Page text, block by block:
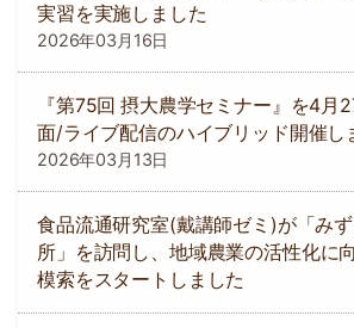
実習を実施しました
2026年03月16日
『第75回 摂大農学セミナー』を4月
面/ライブ配信のハイブリッド開催し
2026年03月13日
食品流通研究室(戴講師ゼミ)が「み
所」を訪問し、地域農業の活性化に
模索をスタートしました